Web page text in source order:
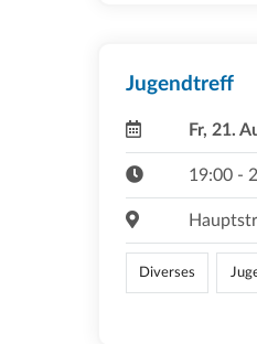
Jugendtreff
Fr, 21.
19:00 -
Diverses